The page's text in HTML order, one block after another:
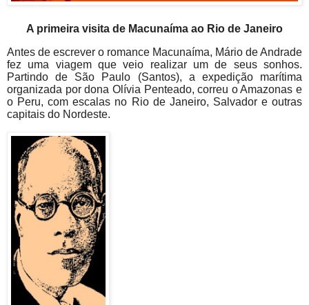
A primeira visita de Macunaíma ao Rio de Janeiro
Antes de escrever o romance Macunaíma, Mário de Andrade
fez uma viagem que veio realizar um de seus sonhos.
Partindo de São Paulo (Santos), a expedição marítima
organizada por dona Olívia Penteado, correu o Amazonas e
o Peru, com escalas no Rio de Janeiro, Salvador e outras
capitais do Nordeste.